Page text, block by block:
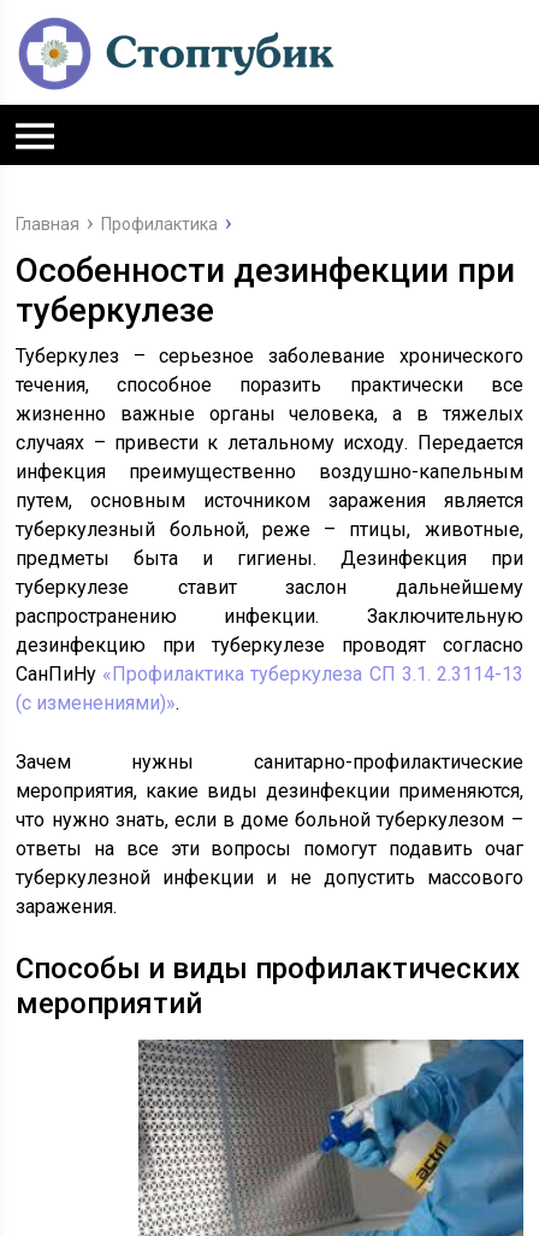
Главная Профилактика
Особенности дезинфекции при
туберкулезе
Туберкулез – серьезное заболевание хронического
течения, способное поразить практически все
жизненно важные органы человека, а в тяжелых
случаях – привести к летальному исходу. Передается
инфекция преимущественно воздушно-капельным
путем, основным источником заражения является
туберкулезный больной, реже – птицы, животные,
предметы быта и гигиены. Дезинфекция при
туберкулезе ставит заслон дальнейшему
распространению инфекции. Заключительную
дезинфекцию при туберкулезе проводят согласно
СанПиНу «Профилактика туберкулеза СП 3.1. 2.3114-13
(с изменениями)».
Зачем нужны санитарно-профилактические
мероприятия, какие виды дезинфекции применяются,
что нужно знать, если в доме больной туберкулезом –
ответы на все эти вопросы помогут подавить очаг
туберкулезной инфекции и не допустить массового
заражения.
Способы и виды профилактических
мероприятий